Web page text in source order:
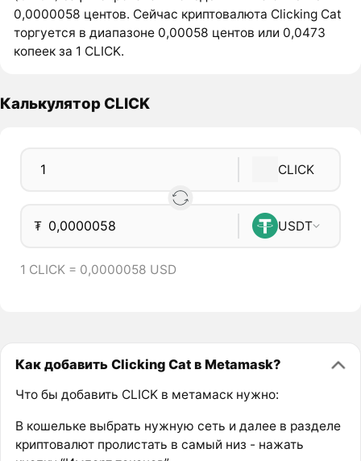
0,0000058 центов. Сейчас криптовалюта Clicking Cat
торгуется в диапазоне 0,00058 центов или 0,0473
копеек за 1 CLICK.
Калькулятор CLICK
CLICK
₮ USDT
1 CLICK = 0,0000058 USD
Как добавить Clicking Cat в Metamask?
Что бы добавить CLICK в метамаск нужно:
В кошельке выбрать нужную сеть и далее в разделе
криптовалют пролистать в самый низ - нажать